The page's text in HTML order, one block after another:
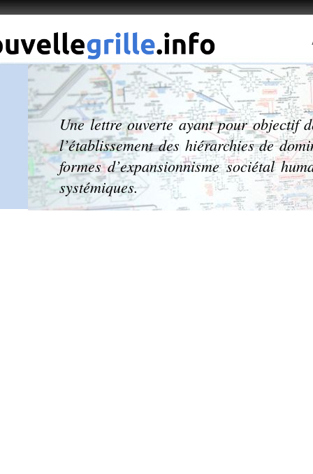
Une lettre ouverte ayant pour objectif
l’établissement des hiérarchies de
formes d’expansionnisme sociétal
systémiques.